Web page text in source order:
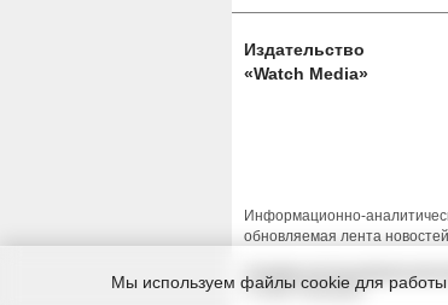
Издательство
«Watch Media»
Информационно-
обновляемая лента
© 2026 Timeseller
Мы используем файлы cookie для работы